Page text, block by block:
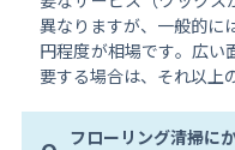
異なりますが、一般的に
円程度が相場です。広い
要する場合は、それ以上
フローリング清掃に